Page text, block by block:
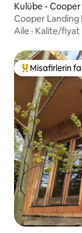
Kulübe -
Cooper Landing
Aile · Kalite/fiyat
Misafirlerin
Misafirlerin